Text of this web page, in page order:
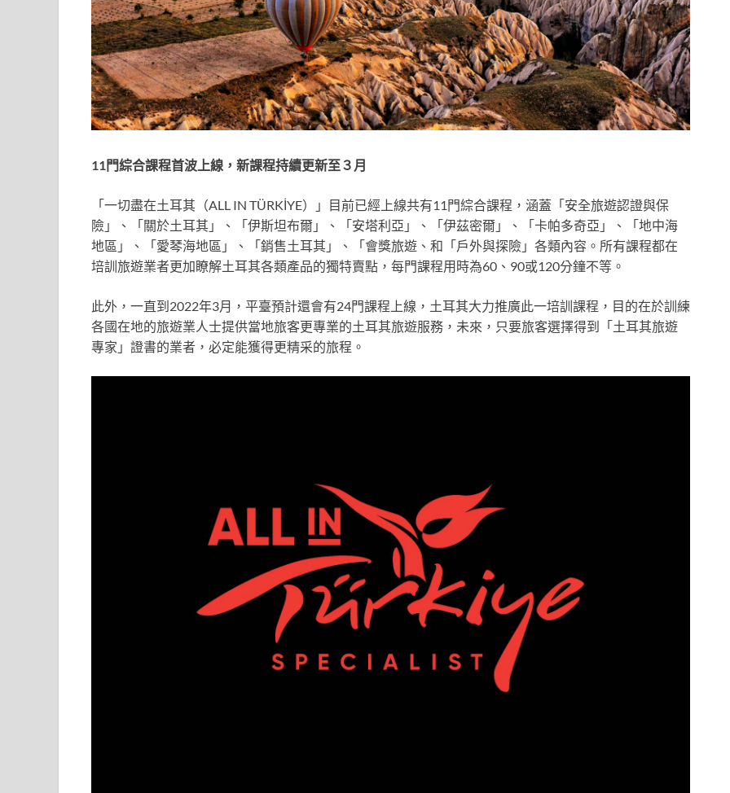
11門綜合課程首波上線，新課程持續更新至３月
「一切盡在土耳其（ALL IN TÜRKİYE）」目前已經上線共有11門綜合課程，涵蓋「安全旅遊認證與保
險」、「關於土耳其」、「伊斯坦布爾」、「安塔利亞」、「伊茲密爾」、「卡帕多奇亞」、「地中海
地區」、「愛琴海地區」、「銷售土耳其」、「會獎旅遊、和「戶外與探險」各類內容。所有課程都在
培訓旅遊業者更加瞭解土耳其各類產品的獨特賣點，每門課程用時為60、90或120分鐘不等。
此外，一直到2022年3月，平臺預計還會有24門課程上線，土耳其大力推廣此一培訓課程，目的在於訓練
各國在地的旅遊業人士提供當地旅客更專業的土耳其旅遊服務，未來，只要旅客選擇得到「土耳其旅遊
專家」證書的業者，必定能獲得更精采的旅程。